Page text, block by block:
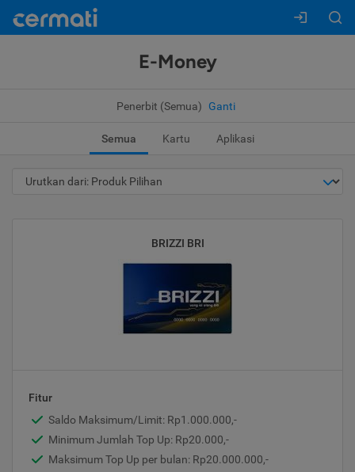
E-Money
Penerbit (Semua) Ganti
Semua Kartu Aplikasi
BRIZZI BRI
Fitur
Saldo Maksimum/Limit: Rp1.000.000,-
Minimum Jumlah Top Up: Rp20.000,-
Maksimum Top Up per bulan: Rp20.000.000,-